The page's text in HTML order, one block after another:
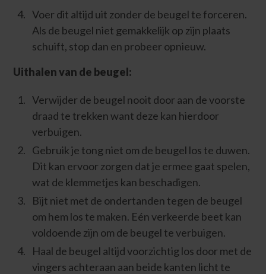
Voer dit altijd uit zonder de beugel te forceren.
Als de beugel niet gemakkelijk op zijn plaats
schuift, stop dan en probeer opnieuw.
Uithalen van de beugel:
Verwijder de beugel nooit door aan de voorste
draad te trekken want deze kan hierdoor
verbuigen.
Gebruik je tong niet om de beugel los te duwen.
Dit kan ervoor zorgen dat je ermee gaat spelen,
wat de klemmetjes kan beschadigen.
Bijt niet met de ondertanden tegen de beugel
om hem los te maken. Eén verkeerde beet kan
voldoende zijn om de beugel te verbuigen.
Haal de beugel altijd voorzichtig los door met de
vingers achteraan aan beide kanten licht te